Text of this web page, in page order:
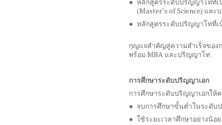
(Master’s of Science) และ
หลักสูตรระดับปริญญาโทที่เ
กุญแจสำคัญสู่ความสำเร็จของ
พร้อม MBA และปริญญาโท
การศึกษาระดับปริญญาเอก
การศึกษาระดับปริญญาเอกให้
จบการศึกษาขั้นต่ำในระดั
ใช้ระยะเวลาศึกษาอย่างน้อย